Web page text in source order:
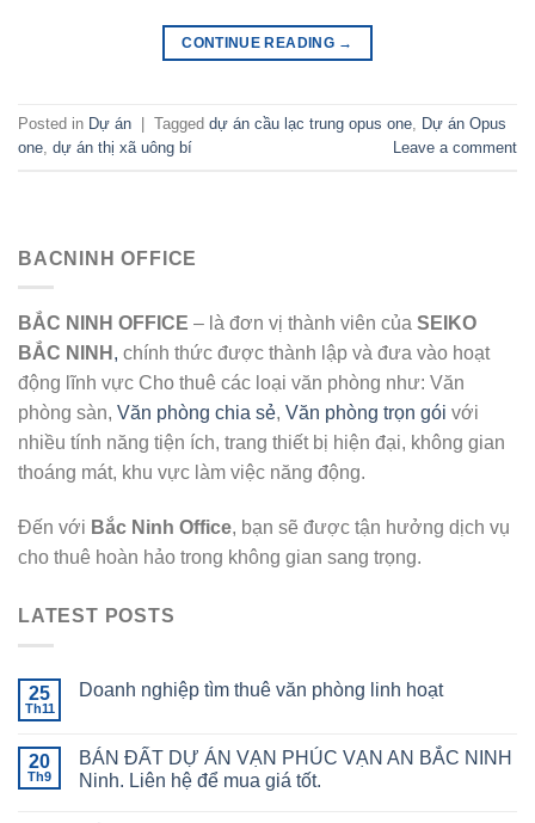
CONTINUE READING →
Posted in Dự án Tagged dự án cầu lạc trung opus one
Dự án Opus
one dự án thị xã uông bí Leave a comment
BACNINH OFFICE
BẮC NINH OFFICE – là đơn vị thành viên của SEIKO
BẮC NINH , chính thức được thành lập và đưa vào hoạt
động lĩnh vực Cho thuê các loại văn phòng như: Văn
phòng sàn, Văn phòng chia sẻ, Văn phòng trọn gói với
nhiều tính năng tiện ích, trang thiết bị hiện đại, không gian
thoáng mát, khu vực làm việc năng động.
Đến với Bắc Ninh Office, bạn sẽ được tận hưởng dịch vụ
cho thuê hoàn hảo trong không gian sang trọng.
LATEST POSTS
25
Th11
Doanh nghiệp tìm thuê văn phòng linh hoạt
20
Th9
BÁN ĐẤT DỰ ÁN VẠN PHÚC VẠN AN BẮC NINH
Ninh. Liên hệ để mua giá tốt.